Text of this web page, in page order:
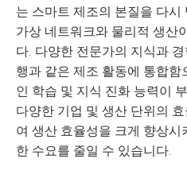
는 스마트 제조의 본질을 다시
가상 네트워크와 물리적 생산
다. 다양한 전문가의 지식과
행과 같은 제조 활동에 통합
인 학습 및 지식 진화 능력이
다양한 기업 및 생산 단위의
여 생산 효율성을 크게 향상
한 수요를 줄일 수 있습니다.